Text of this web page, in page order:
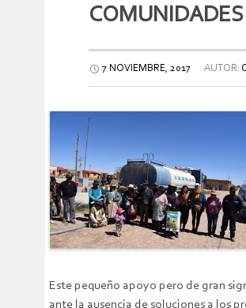
7 NOVIEMBRE, 2017 AUTOR:
Este pequeño apoyo pero de gran
ante la ausencia de soluciones a los